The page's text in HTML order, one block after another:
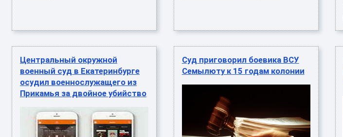
Центральный окружной
военный суд в Екатеринбурге
осудил военнослужащего из
Прикамья за двойное убийство
Суд приговорил боевика ВСУ
Семылюту к 15 годам колонии